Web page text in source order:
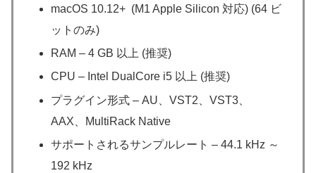
macOS 10.12+ (M1 Apple Silicon 対応) (64 ビ
ットのみ)
RAM – 4 GB 以上 (推奨)
CPU – Intel DualCore i5 以上 (推奨)
プラグイン形式 – AU、VST2、VST3、
AAX、MultiRack Native
サポートされるサンプルレート – 44.1 kHz ～
192 kHz